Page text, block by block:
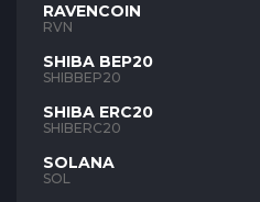
RAVENCOIN
RVN
SHIBA BEP20
SHIBBEP20
SHIBA ERC20
SHIBERC20
SOLANA
SOL